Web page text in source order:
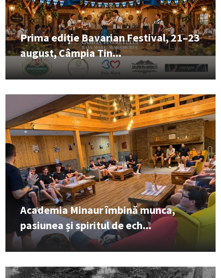
Prima ediție Bavarian Festival, 21–23
august, Câmpia Tin...
Academia Minaur îmbină munca,
pasiunea și spiritul de ech...